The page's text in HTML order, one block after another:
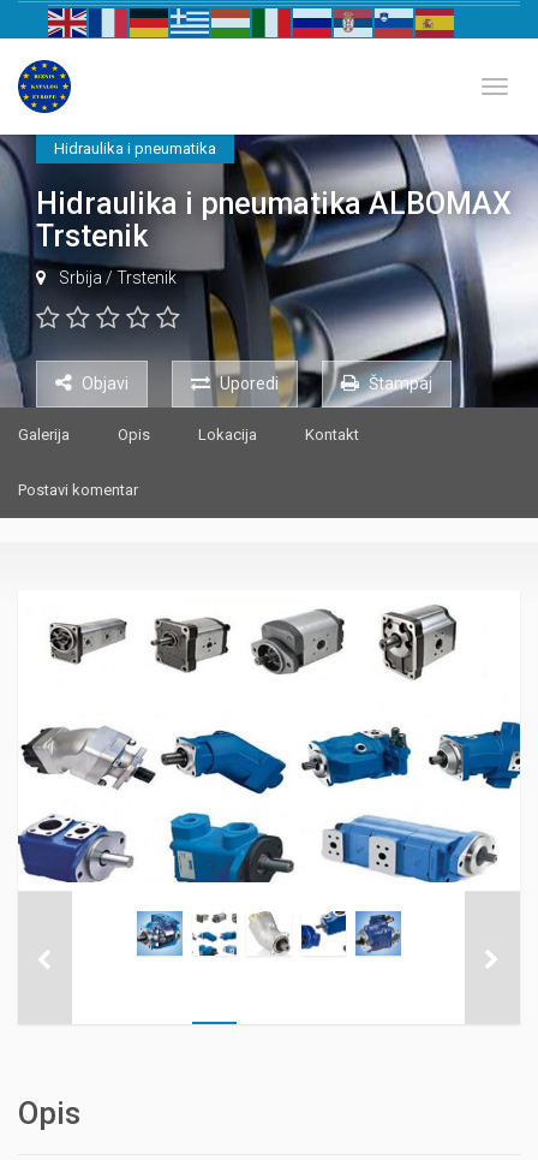
Hidraulika i pneumatika
Hidraulika i pneumatika ALBOMAX
Trstenik
Srbija / Trstenik
Objavi Uporedi Štampaj
Galerija Opis Lokacija Kontakt
Postavi komentar
Opis